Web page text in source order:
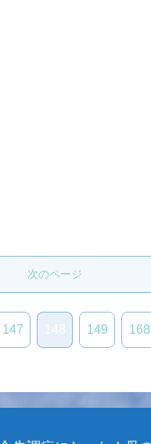
次のページ
147 149 168